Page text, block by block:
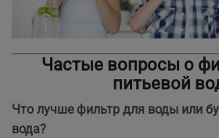
Частые вопросы о
питьевой
Что лучше фильтр для воды или
вода?